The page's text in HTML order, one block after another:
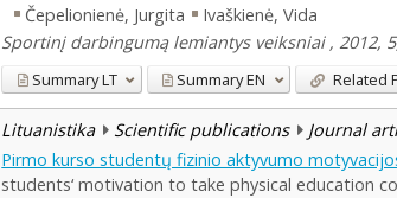
Čepelionienė, Jurgita
Ivaškienė, Vida
Sportinį darbingumą lemiantys veiksniai , 2012,
SummaryLT SummaryEN Related
Lituanistika Scientific publications Journal
Pirmo kurso studentų fizinio aktyvumo
students‘ motivation to take physical education